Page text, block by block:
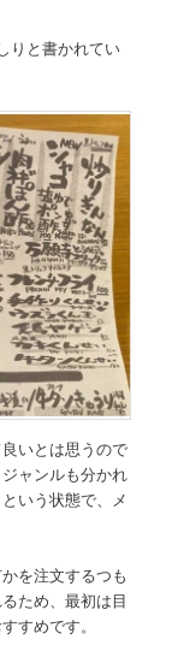
りと書かれてい
いとは思うので
ャンルも分かれ
という状態で、メ
を注文するつも
ため、最初は目
すめです。